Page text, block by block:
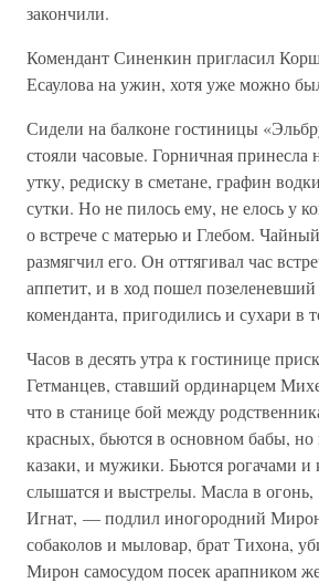
закончили.
Комендант Синенкин пригласил
Есаулова на ужин, хотя уже можно
Сидели на балконе гостиницы
стояли часовые. Горничная принесла
утку, редиску в сметане, графин
сутки. Но не пилось ему, не елось у
о встрече с матерью и Глебом.
размягчил его. Он оттягивал час
аппетит, и в ход пошел
коменданта, пригодились и сухари в
Часов в десять утра к гостинице
Гетманцев, ставший ординарцем
что в станице бой между
красных, бьются в основном бабы, но
казаки, и мужики. Бьются рогачами
слышатся и выстрелы. Масла в
Игнат, — подлил иногородний
собаколов и мыловар, брат Тихона,
Мирон самосудом посек арапником